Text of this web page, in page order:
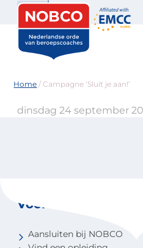
Zoeken
Home /Campagne ‘Sluit je aan!’
dinsdag 24 september
Voor coaches
Aansluiten bij NOBCO